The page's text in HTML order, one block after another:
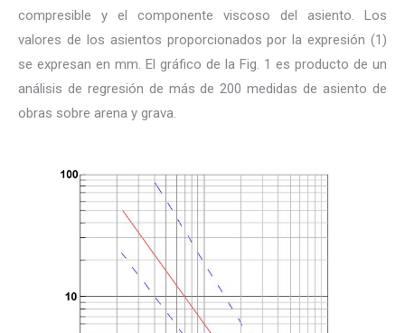
compresible y el componente viscoso del asiento. Los
valores de los asientos proporcionados por la expresión (1)
se expresan en mm. El gráfico de la Fig. 1 es producto de un
análisis de regresión de más de 200 medidas de asiento de
obras sobre arena y grava.